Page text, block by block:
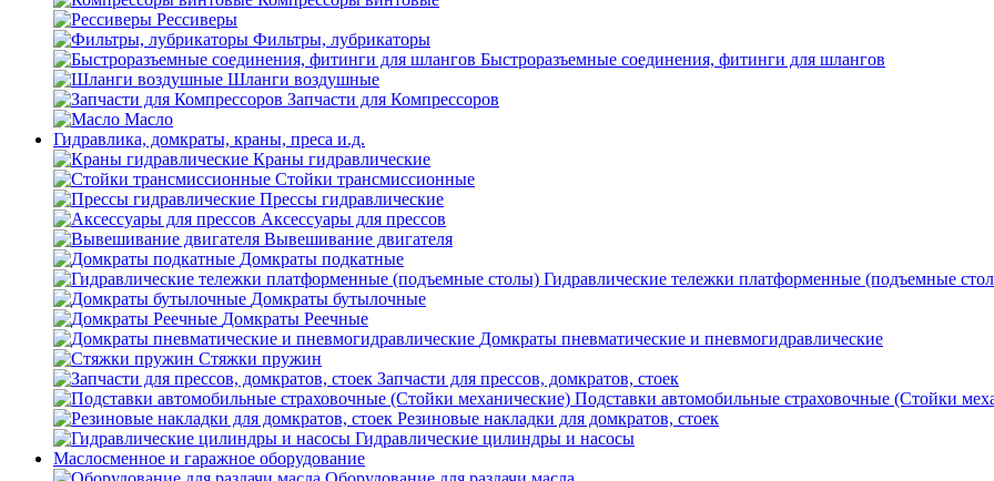
Рессиверы
Фильтры, лубрикаторы
Быстроразъемные соединения, фитинги для шлангов
Шланги воздушные
Запчасти для Компрессоров
Масло
Гидравлика, домкраты, краны, преса и.д.
Краны гидравлические
Стойки трансмиссионные
Прессы гидравлические
Аксессуары для прессов
Вывешивание двигателя
Домкраты подкатные
Гидравлические тележки платформенные (подъемные
Домкраты бутылочные
Домкраты Реечные
Домкраты пневматические и пневмогидравлические
Стяжки пружин
Запчасти для прессов, домкратов, стоек
Подставки автомобильные страховочные (Стойки
Резиновые накладки для домкратов, стоек
Гидравлические цилиндры и насосы
Маслосменное и гаражное оборудование